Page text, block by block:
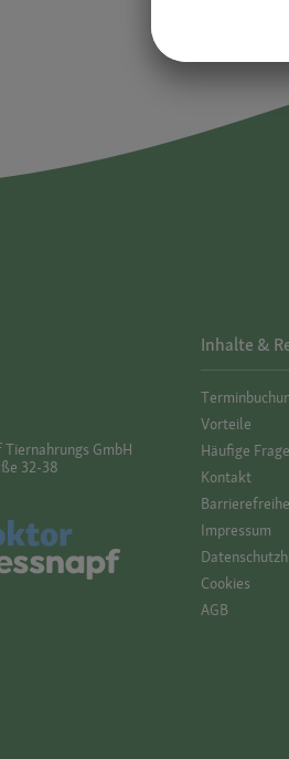
GmbH
32-38
Inhalte &
Vorteile
Häufige
Kontakt
Impressum
Cookies
AGB